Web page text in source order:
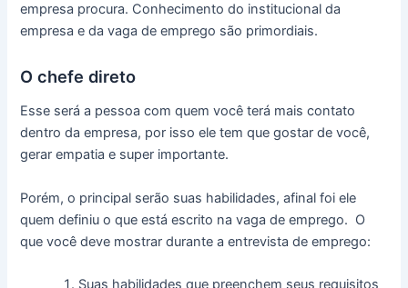
empresa procura. Conhecimento do institucional da
empresa e da vaga de emprego são primordiais.
O chefe direto
Esse será a pessoa com quem você terá mais contato
dentro da empresa, por isso ele tem que gostar de você,
gerar empatia e super importante.
Porém, o principal serão suas habilidades, afinal foi ele
quem definiu o que está escrito na vaga de emprego. O
que você deve mostrar durante a entrevista de emprego:
Suas habilidades que preenchem seus requisitos